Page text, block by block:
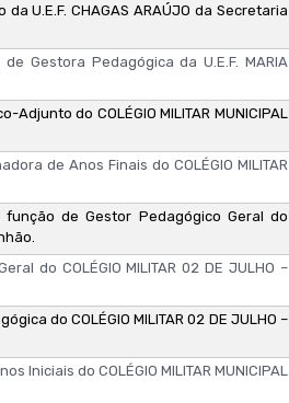
U.E.F. CHAGAS ARAÚJO da Secretaria
de Gestora Pedagógica da U.E.F. MARIA
do COLÉGIO MILITAR MUNICIPAL
de Anos Finais do COLÉGIO MILITAR
a função de Gestor Pedagógico Geral do
do COLÉGIO MILITAR 02 DE JULHO –
do COLÉGIO MILITAR 02 DE JULHO –
Iniciais do COLÉGIO MILITAR MUNICIPAL